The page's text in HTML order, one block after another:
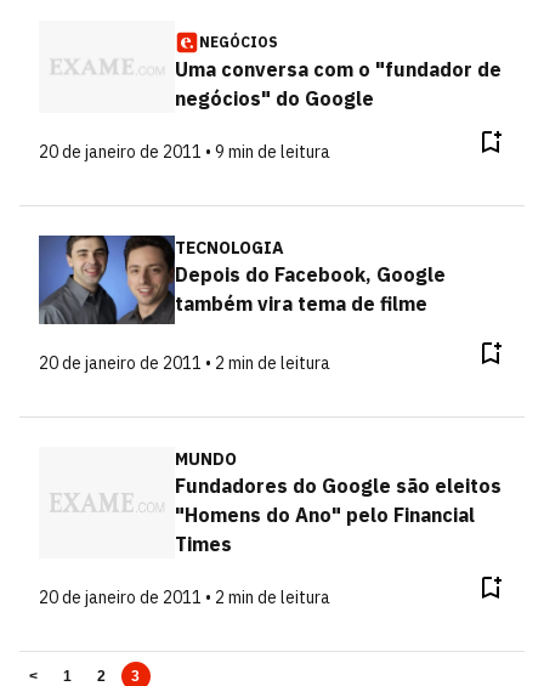
NEGÓCIOS
Uma conversa com o "fundador de
negócios" do Google
20 de janeiro de 2011 • 9 min de leitura
TECNOLOGIA
Depois do Facebook, Google
também vira tema de filme
20 de janeiro de 2011 • 2 min de leitura
MUNDO
Fundadores do Google são eleitos
"Homens do Ano" pelo Financial
Times
20 de janeiro de 2011 • 2 min de leitura
< 1 2 3